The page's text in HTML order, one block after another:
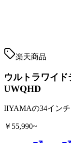
楽天商品
ウルトラワイ
UWQHD
IIYAMAの34イン
￥55,990~